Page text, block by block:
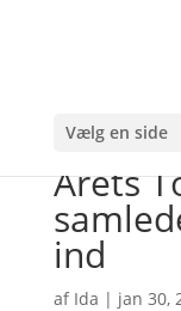
Vælg en side
Årets
ind
af Ida | jan 30,